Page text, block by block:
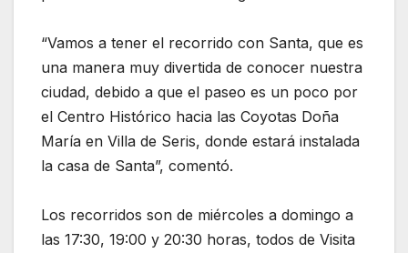
“Vamos a tener el recorrido con Santa, que es
una manera muy divertida de conocer nuestra
ciudad, debido a que el paseo es un poco por
el Centro Histórico hacia las Coyotas Doña
María en Villa de Seris, donde estará instalada
la casa de Santa”, comentó.
Los recorridos son de miércoles a domingo a
las 17:30, 19:00 y 20:30 horas, todos de Visita